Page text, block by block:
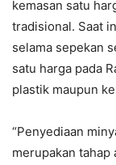
kemasan satu
tradisional. Saat
selama sepekan
satu harga pada
plastik maupun
“Penyediaan
merupakan tahap